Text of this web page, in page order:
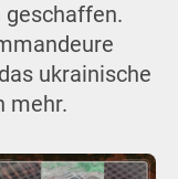
geschaffen.
ukrainische
mehr.